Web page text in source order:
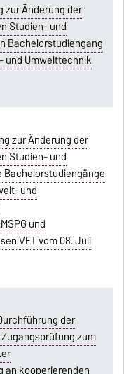
zur Änderung der
Studien- und
Bachelorstudiengang
und Umwelttechnik
zur Änderung der
Studien- und
und
und
VET vom 08. Juli
der
zum
an kooperierenden